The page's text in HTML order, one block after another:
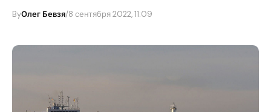
ByОлег Бевзя/8 сентября 2022, 11:09